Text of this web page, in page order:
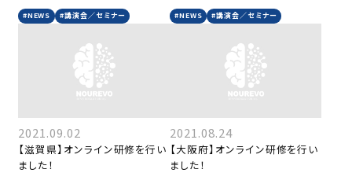
#NEWS #講演会／セミナー #NEWS #講演会／セミナー
2021.09.02
【滋賀県】オンライン研修を行い
ました！
2021.08.24
【大阪府】オンライン研修を行い
ました！